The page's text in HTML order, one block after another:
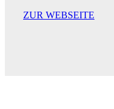
ZUR WEBSEITE